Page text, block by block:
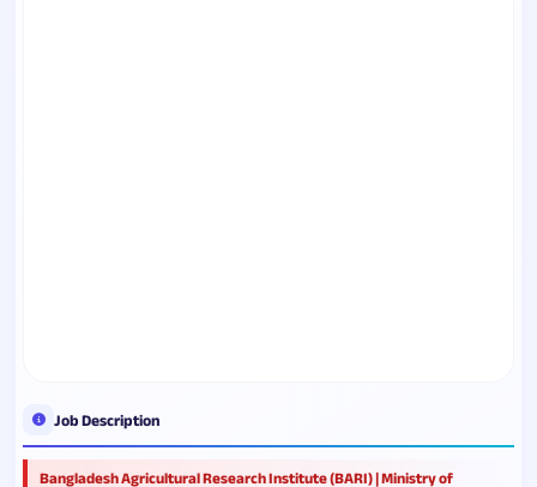
Job Description
Bangladesh Agricultural Research Institute (BARI) | Ministry of